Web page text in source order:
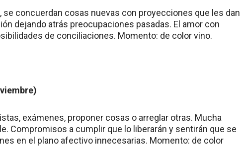
se concuerdan cosas nuevas con proyecciones que les dan
dejando atrás preocupaciones pasadas. El amor con
de conciliaciones. Momento: de color vino.
exámenes, proponer cosas o arreglar otras. Mucha
Compromisos a cumplir que lo liberarán y sentirán que se
en el plano afectivo innecesarias. Momento: de color